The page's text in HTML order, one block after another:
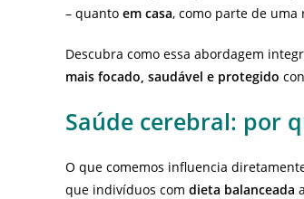
– quanto em casa, como parte de
Descubra como essa abordagem
mais focado, saudável e protegido
Saúde cerebral: por
O que comemos influencia
que indivíduos com dieta balanceada